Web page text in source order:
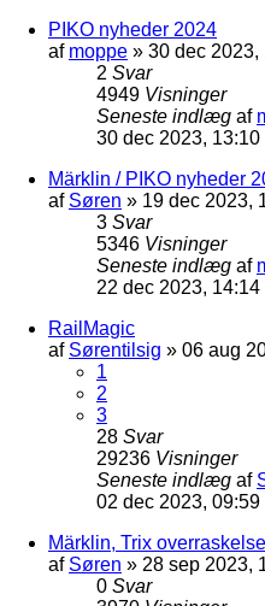
PIKO nyheder 2024
af moppe » 30 dec 2023,
2 Svar
4949 Visninger
Seneste indlæg af
30 dec 2023, 13:10
Märklin / PIKO nyheder
af Søren » 19 dec 2023,
3 Svar
5346 Visninger
Seneste indlæg af
22 dec 2023, 14:14
RailMagic
af Sørentilsig » 06 aug
1
2
3
28 Svar
29236 Visninger
Seneste indlæg af
02 dec 2023, 09:59
Märklin, Trix
af Søren » 28 sep 2023,
0 Svar